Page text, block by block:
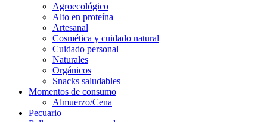
Agroecológico
Alto en proteína
Artesanal
Cosmética y cuidado natural
Cuidado personal
Naturales
Orgánicos
Snacks saludables
Momentos de consumo
Almuerzo/Cena
Pecuario